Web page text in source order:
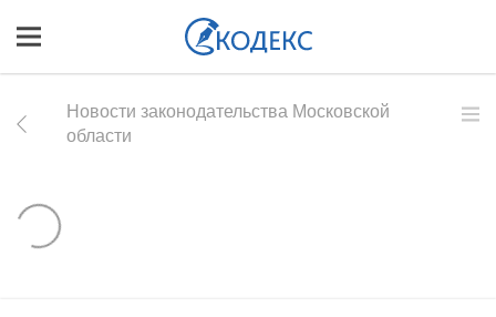
Новости законодательства Московской
области